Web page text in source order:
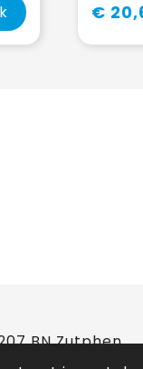
€
BN Zutphen